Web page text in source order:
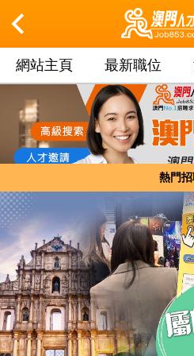
網站主頁 最新職位
熱門